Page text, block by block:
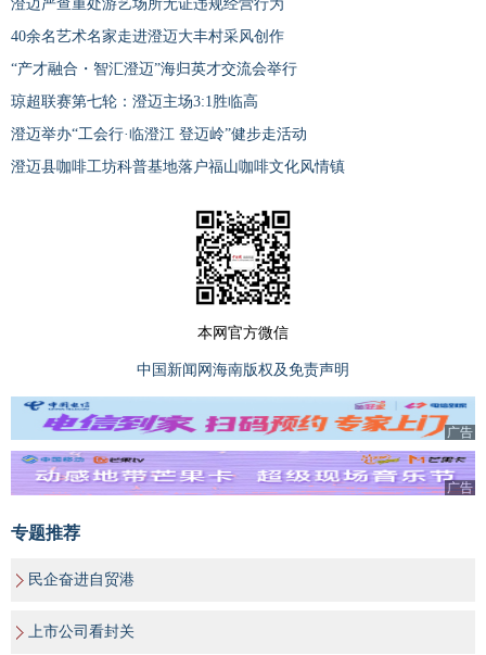
澄迈严查重处游艺场所无证违规经营行为
40余名艺术名家走进澄迈大丰村采风创作
“产才融合・智汇澄迈”海归英才交流会举行
琼超联赛第七轮：澄迈主场3:1胜临高
澄迈举办“工会行·临澄江 登迈岭”健步走活动
​澄迈县咖啡工坊科普基地落户福山咖啡文化风情镇
本网官方微信
中国新闻网海南版权及免责声明
广告
广告
专题推荐
民企奋进自贸港
上市公司看封关